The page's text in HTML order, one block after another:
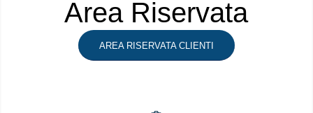
Area Riservata
AREA RISERVATA CLIENTI